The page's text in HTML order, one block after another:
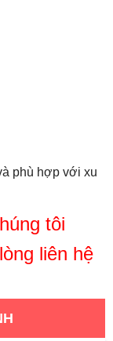
phù hợp với xu
tôi
liên hệ